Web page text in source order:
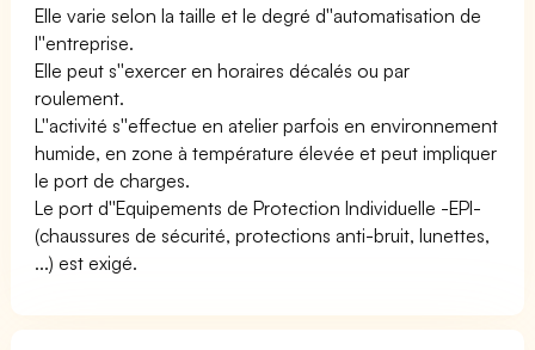
Elle varie selon la taille et le degré d''automatisation de
l''entreprise.
Elle peut s''exercer en horaires décalés ou par
roulement.
L''activité s''effectue en atelier parfois en environnement
humide, en zone à température élevée et peut impliquer
le port de charges.
Le port d''Equipements de Protection Individuelle -EPI-
(chaussures de sécurité, protections anti-bruit, lunettes,
...) est exigé.